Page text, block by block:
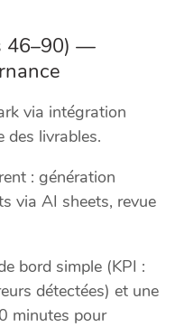
46–90) —
via intégration
des livrables.
: génération
via AI sheets, revue
bord simple (KPI :
détectées) et une
minutes pour